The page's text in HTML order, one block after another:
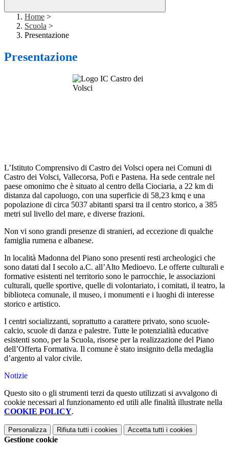
Home >
Scuola >
Presentazione
Presentazione
L’Istituto Comprensivo di Castro dei Volsci opera nei Comuni di
Castro dei Volsci, Vallecorsa, Pofi e Pastena. Ha sede centrale nel
paese omonimo che è situato al centro della Ciociaria, a 22 km di
distanza dal capoluogo, con una superficie di 58,23 kmq e una
popolazione di circa 5037 abitanti sparsi tra il centro storico, a 385
metri sul livello del mare, e diverse frazioni.
Non vi sono grandi presenze di stranieri, ad eccezione di qualche
famiglia rumena e albanese.
In località Madonna del Piano sono presenti resti archeologici che
sono datati dal I secolo a.C. all’Alto Medioevo. Le offerte culturali e
formative esistenti nel territorio sono le parrocchie, le associazioni
culturali, quelle sportive, quelle di volontariato, i comitati, il teatro, la
biblioteca comunale, il museo, i monumenti e i luoghi di interesse
storico e artistico.
I centri socializzanti, soprattutto a carattere privato, sono scuole-
calcio, scuole di danza e palestre. Tutte le potenzialità educative
esistenti sono, per la Scuola, risorse per la realizzazione del Piano
dell’Offerta Formativa. Il comune è stato insignito della medaglia
d’argento al valor civile.
Notizie
Questo sito o gli strumenti terzi da questo utilizzati si avvalgono di
cookie necessari al funzionamento ed utili alle finalità illustrate nella
COOKIE POLICY.
Personalizza Rifiuta tutti i cookies Accetta tutti i cookies
Gestione cookie